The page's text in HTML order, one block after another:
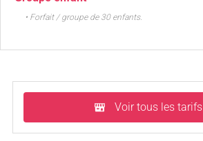
• Forfait / groupe de 30 enfants.
Voir tous les tarifs